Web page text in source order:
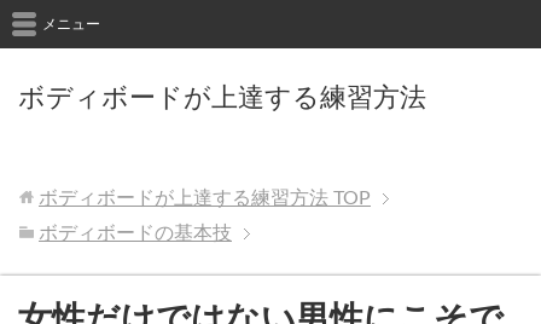
ボディボードが上達する練習方法
メニュー
ボディボードが上達する練習方法 TOP
ボディボードの基本技